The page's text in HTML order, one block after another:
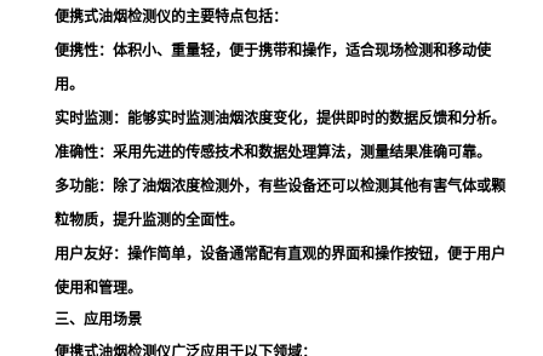
便携式油烟检测仪的主要特点包括：
便携性：体积小、重量轻，便于携带和操作，适合现场检测和移动使
用。
实时监测 ：能够实时监测油烟浓度变化，提供即时的数据反馈和分析。
准确性：采用先进的传感技术和数据处理算法，测量结果准确可靠。
多功能：除了油烟浓度检测外，有些设备还可以检测其他有害气体或颗
粒物质，提升监测的全面性。
用户友好：操作简单，设备通常配有直观的界面和操作按钮，便于用户
使用和管理。
三、应用场景
便携式油烟检测仪广泛应用于以下领域：